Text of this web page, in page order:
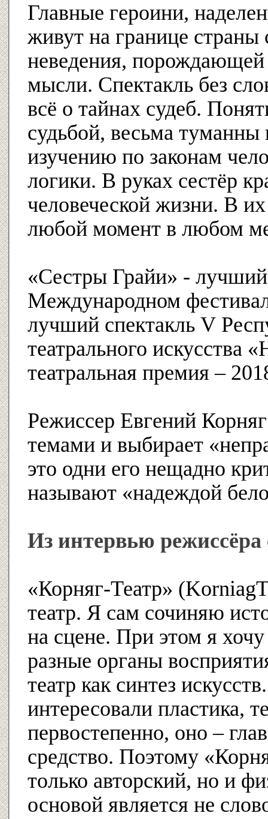
Главные героини,
живут на границе страны
неведения,
мысли. Спектакль без
всё о тайнах судеб.
судьбой, весьма
изучению по законам
логики. В руках сестёр
человеческой жизни. В
любой момент в любом
«Сестры Грайи» - лучший
Международном
лучший спектакль V
театрального искусства
театральная премия –
Режиссер Евгений
темами и выбирает
это одни его нещадно
называют «надеждой
Из интервью режиссёра
«Корняг-Театр»
театр. Я сам сочиняю
на сцене. При этом я хочу
разные органы
театр как синтез
интересовали пластика,
первостепенно, оно –
средство. Поэтому
только авторский, но и
основой является не